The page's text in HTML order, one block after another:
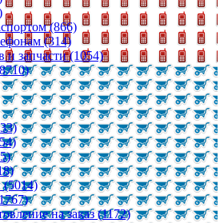
(866)
(314)
и запчасти (1054)
(5014)
на заказ (1172)